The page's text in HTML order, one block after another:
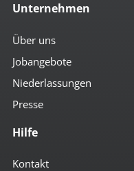
Unternehmen
Über uns
Jobangebote
Niederlassungen
Presse
Hilfe
Kontakt